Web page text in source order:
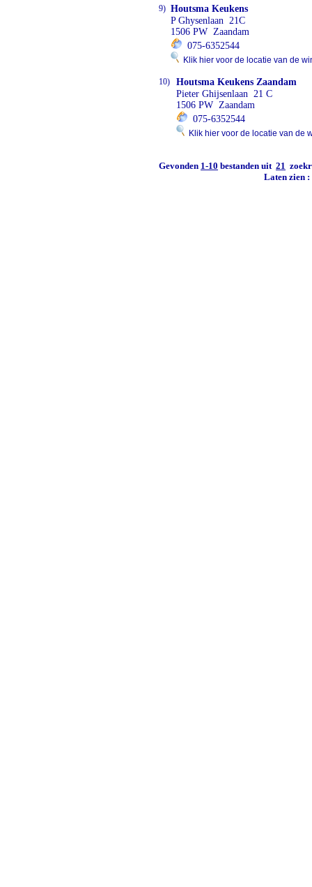
9) Houtsma Keukens
P Ghysenlaan 21C
1506 PW Zaandam
075-6352544
Klik hier voor de locatie van de
10)
Houtsma Keukens Zaandam
Pieter Ghijsenlaan 21 C
1506 PW Zaandam
075-6352544
Klik hier voor de locatie van de
Gevonden 1-10 bestanden uit 21
Laten zien